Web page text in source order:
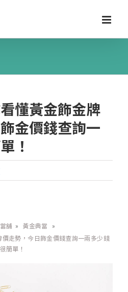
懂黃金飾金牌
金價錢查詢一
！
舖 » 黃金典當
»
走勢，今日飾金價錢查詢一兩多少錢
很簡單！